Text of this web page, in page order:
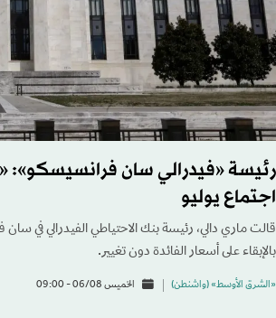
رئيسة «فيدرالي سان فرانسيسكو»:
اجتماع يوليو
قالت ماري دالي، رئيسة بنك الاحتياطي الفيدرالي في سان
بالإبقاء على أسعار الفائدة دون تغيير.
«الشرق الأوسط» (واشنطن) الخميس 06/08 - 09:00